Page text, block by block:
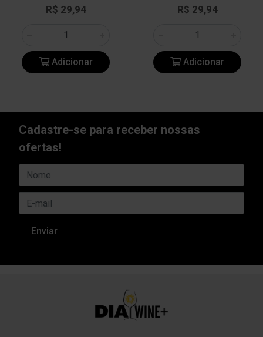
R$ 29,94
Adicionar
R$ 29,94
Adicionar
Cadastre-se para receber nossas
ofertas!